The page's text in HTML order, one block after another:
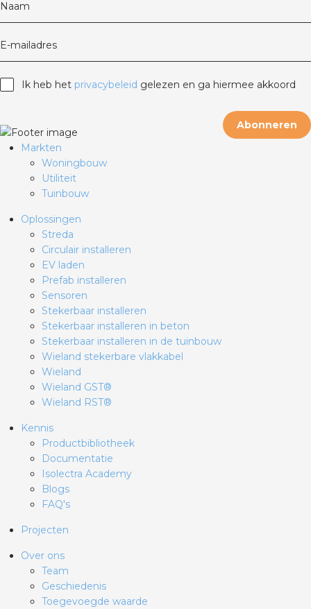
Naam
E-mailadres
Ik heb het privacybeleid gelezen en ga hiermee akkoord
Abonneren
Markten
Woningbouw
Utiliteit
Tuinbouw
Oplossingen
Streda
Circulair installeren
EV laden
Prefab installeren
Sensoren
Stekerbaar installeren
Stekerbaar installeren in beton
Stekerbaar installeren in de tuinbouw
Wieland stekerbare vlakkabel
Wieland
Wieland GST®
Wieland RST®
Kennis
Productbibliotheek
Documentatie
Isolectra Academy
Blogs
FAQ's
Projecten
Over ons
Team
Geschiedenis
Toegevoegde waarde